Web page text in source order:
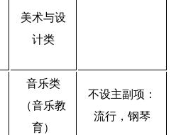
美术与设
计类
音乐类
（音乐教
育）
不设主副项：
流行，钢琴